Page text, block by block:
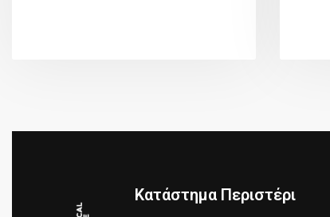
Κατάστημα Περιστέρι